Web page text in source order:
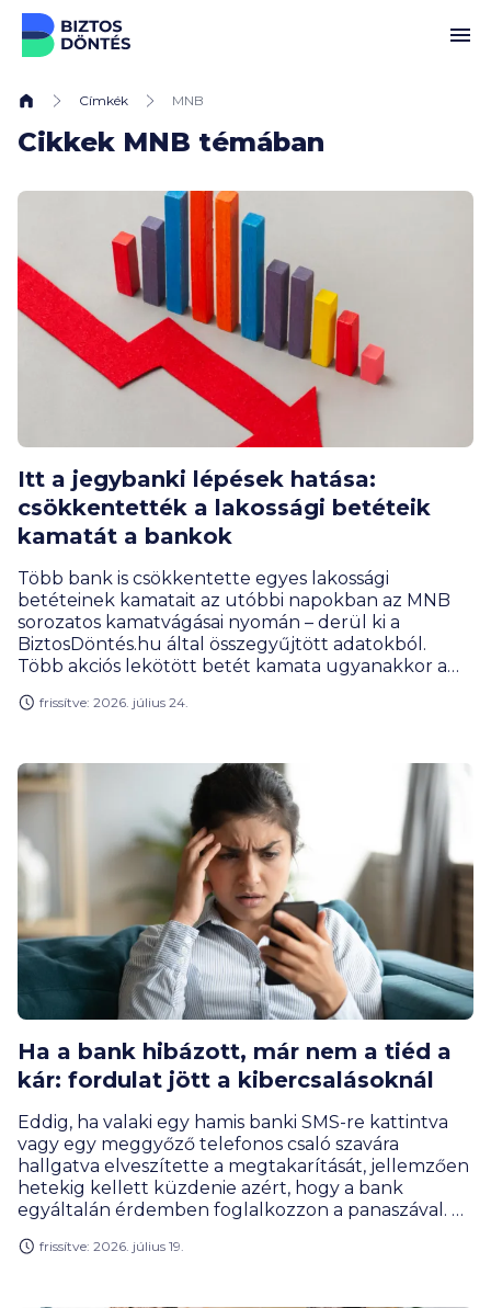
Ugrás a tartalomhoz
Címkék MNB
Cikkek MNB témában
Itt a jegybanki lépések hatása:
csökkentették a lakossági betéteik
kamatát a bankok
Több bank is csökkentette egyes lakossági
betéteinek kamatait az utóbbi napokban az MNB
sorozatos kamatvágásai nyomán – derül ki a
BiztosDöntés.hu által összegyűjtött adatokból.
Több akciós lekötött betét kamata ugyanakkor a
változatlan maradt.
frissítve: 2026. július 24.
Ha a bank hibázott, már nem a tiéd a
kár: fordulat jött a kibercsalásoknál
Eddig, ha valaki egy hamis banki SMS-re kattintva
vagy egy meggyőző telefonos csaló szavára
hallgatva elveszítette a megtakarítását, jellemzően
hetekig kellett küzdenie azért, hogy a bank
egyáltalán érdemben foglalkozzon a panaszával. Ez
évben: tavaly óta törvény írja elő, hogy bizonyos
frissítve: 2026. július 19.